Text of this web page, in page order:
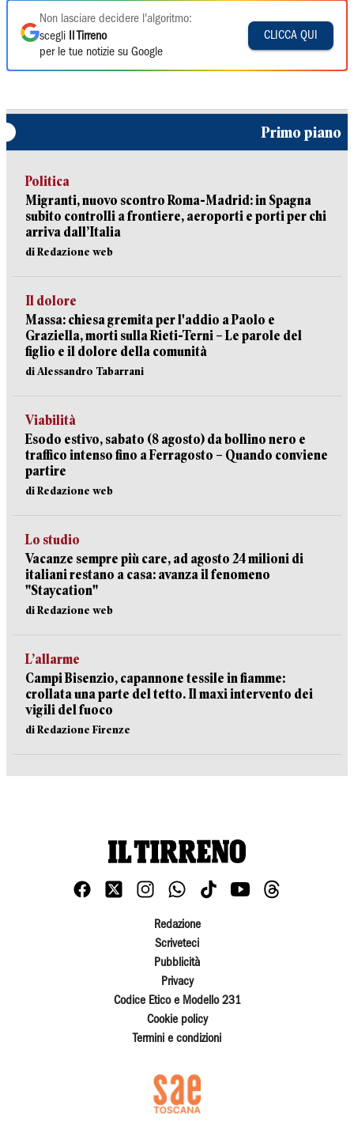
Non lasciare decidere l'algoritmo:
scegli
Il Tirreno
per le tue notizie su Google
CLICCA QUI
Primo piano
Politica
Migranti, nuovo scontro Roma-Madrid: in Spagna
subito controlli a frontiere, aeroporti e porti per chi
arriva dall’Italia
di Redazione web
Il dolore
Massa: chiesa gremita per l'addio a Paolo e
Graziella, morti sulla Rieti-Terni – Le parole del
figlio e il dolore della comunità
di Alessandro Tabarrani
Viabilità
Esodo estivo, sabato (8 agosto) da bollino nero e
traffico intenso fino a Ferragosto – Quando conviene
partire
di Redazione web
Lo studio
Vacanze sempre più care, ad agosto 24 milioni di
italiani restano a casa: avanza il fenomeno
"Staycation"
di Redazione web
L’allarme
Campi Bisenzio, capannone tessile in fiamme:
crollata una parte del tetto. Il maxi intervento dei
vigili del fuoco
di Redazione Firenze
Redazione
Scriveteci
Pubblicità
Privacy
Codice Etico e Modello 231
Cookie policy
Termini e condizioni